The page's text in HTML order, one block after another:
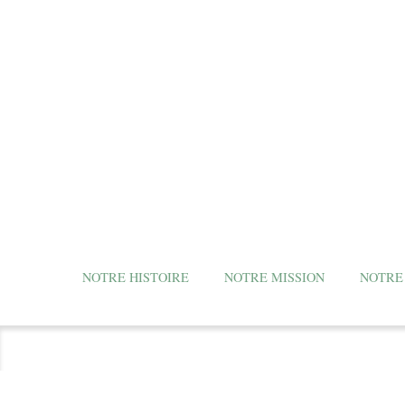
NOTRE HISTOIRE NOTRE MISSION